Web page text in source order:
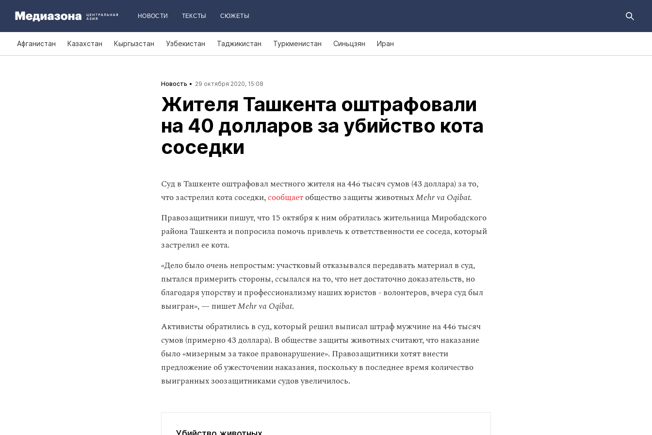
НОВОСТИ ТЕКСТЫ СЮЖЕТЫ
Афганистан Казахстан Кыргызстан Узбекистан Таджикистан Туркменистан Синьцзян Иран
Новость 29 октября 2020, 15:08
Жителя Ташкента оштрафовали
на 40 долларов за убийство кота
соседки
Суд в Ташкенте оштрафовал местного жителя на 446 тысяч сумов (43 доллара) за то,
что застрелил кота соседки,сообщаетобщество защиты животныхMehr va Oqibat.
Правозащитники пишут, что 15 октября к ним обратилась жительница Миробадского
района Ташкента и попросила помочь привлечь к ответственности ее соседа, который
застрелил ее кота.
«Дело было очень непростым: участковый отказывался передавать материал в суд,
пытался примерить стороны, ссылался на то, что нет достаточно доказательств, но
благодаря упорству и профессионализму наших юристов - волонтеров, вчера суд был
выигран», — пишетMehr va Oqibat.
Активисты обратились в суд, который решил выписал штраф мужчине на 446 тысяч
сумов (примерно 43 доллара). В обществе защиты животных считают, что наказание
было «мизерным за такое правонарушение». Правозащитники хотят внести
предложение об ужесточении наказания, поскольку в последнее время количество
выигранных зоозащитниками судов увеличилось.